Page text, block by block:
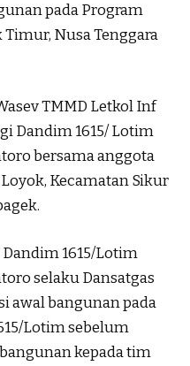
pada Program
Nusa Tenggara
TMMD Letkol Inf
Dandim 1615/ Lotim
bersama anggota
Kecamatan Sikur
1615/Lotim
selaku Dansatgas
awal bangunan pada
Lotim sebelum
kepada tim